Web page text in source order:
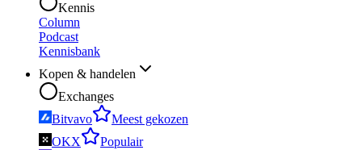
Kennis
Column
Podcast
Kennisbank
Kopen & handelen
Exchanges
Bitvavo
Meest gekozen
OKX
Populair